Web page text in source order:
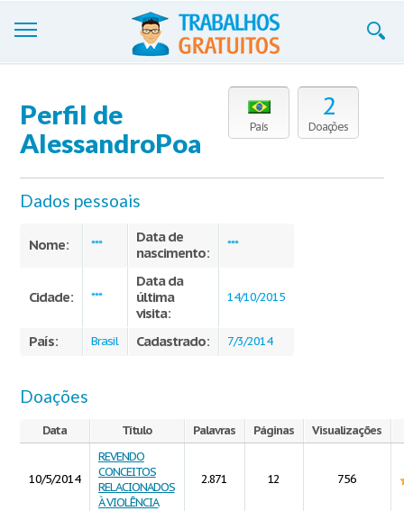
Cadastre-se
Blog
Contate-nos
País
2
Doações
Perfil de
AlessandroPoa
Dados pessoais
Nome: ***
Data de
nascimento:
***
Cidade: ***
Data da
última
visita:
14/10/2015
País: Brasil Cadastrado: 7/3/2014
Doações
Data Título Palavras Páginas Visualizações
10/5/2014
REVENDO
CONCEITOS
RELACIONADOS
À VIOLÊNCIA
2.871 12 756